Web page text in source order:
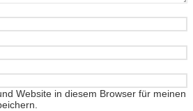
Website in diesem Browser für meinen